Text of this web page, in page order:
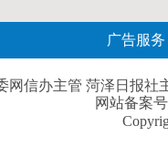
广告服务
网信办主管 菏泽日报社
网站备案